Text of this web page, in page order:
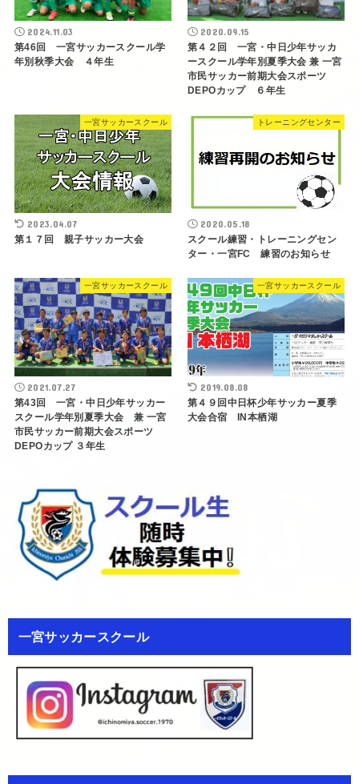
2024.11.03
第46回 一宮サッカースクール学
年別秋季大会 ４年生
2020.09.15
第４２回 一宮・中日少年サッカ
ースクール学年別夏季大会 兼 一宮
市民サッカー前期大会スポーツ
DEPOカップ ６年生
一宮サッカースクール
2023.04.07
第１７回 親子サッカー大会
トレーニングセンター
2020.05.18
スクール練習・トレーニングセン
ター・一宮FC 練習のお知らせ
一宮サッカースクール
2021.07.27
第43回 一宮・中日少年サッカー
スクール学年別夏季大会 兼 一宮
市民サッカー前期大会スポーツ
DEPOカップ ３年生
一宮サッカースクール
2019.08.08
第４９回中日杯少年サッカー夏季
大会合宿 IN本栖湖
一宮サッカースクール